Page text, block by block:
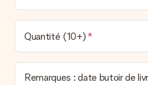
Quantité (10+)
Remarques : date butoir de